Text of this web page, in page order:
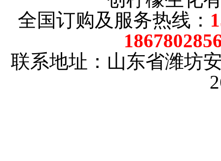
全国订购及服务热线：
联系地址：山东省潍坊